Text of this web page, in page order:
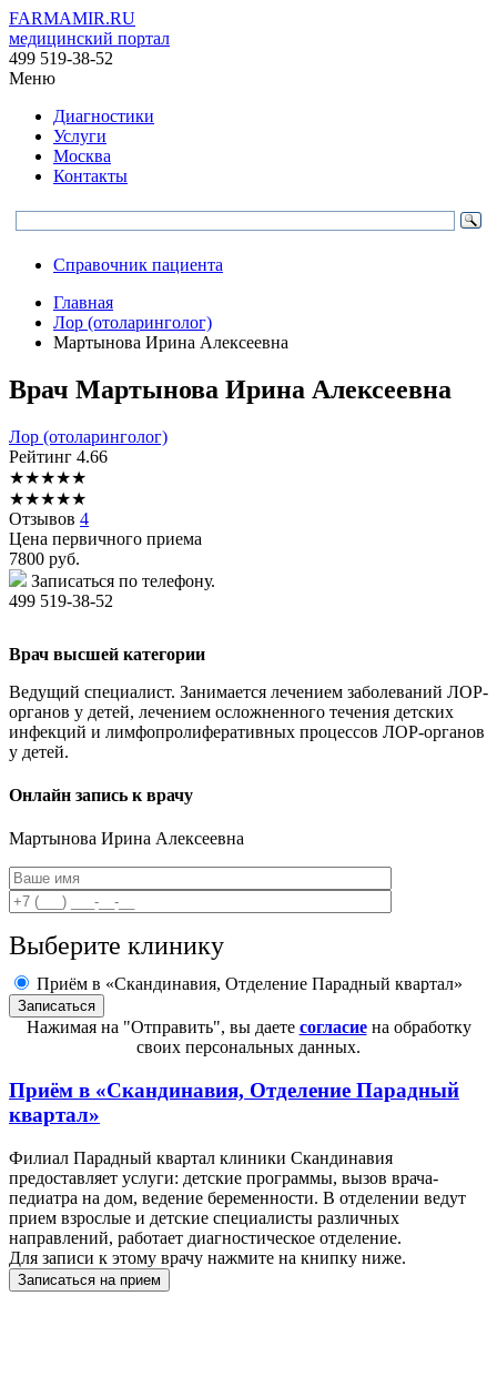
FARMAMIR.RU
медицинский портал
499 519-38-52
Меню
Диагностики
Услуги
Москва
Контакты
Справочник пациента
Главная
Лор (отоларинголог)
Мартынова Ирина Алексеевна
Врач Мартынова Ирина Алексеевна
Лор (отоларинголог)
Рейтинг 4.66
★★★★★
★★★★★
Отзывов 4
Цена первичного приема
7800 руб.
Записаться по телефону.
499 519-38-52
Врач высшей категории
Ведущий специалист. Занимается лечением заболеваний ЛОР-
органов у детей, лечением осложненного течения детских
инфекций и лимфопролиферативных процессов ЛОР-органов
у детей.
Онлайн запись к врачу
Мартынова Ирина Алексеевна
Выберите клинику
Приём в «Скандинавия, Отделение Парадный квартал»
Нажимая на "Отправить", вы даете согласиена обработку
своих персональных данных.
Приём в «Скандинавия, Отделение Парадный
квартал»
Филиал Парадный квартал клиники Скандинавия
предоставляет услуги: детские программы, вызов врача-
педиатра на дом, ведение беременности. В отделении ведут
прием взрослые и детские специалисты различных
направлений, работает диагностическое отделение.
Для записи к этому врачу нажмите на книпку ниже.
Записаться на прием